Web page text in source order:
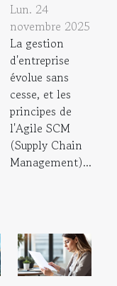
Lun. 24
novembre 2025
La gestion
d'entreprise
évolue sans
cesse, et les
principes de
l'Agile SCM
(Supply Chain
Management)...